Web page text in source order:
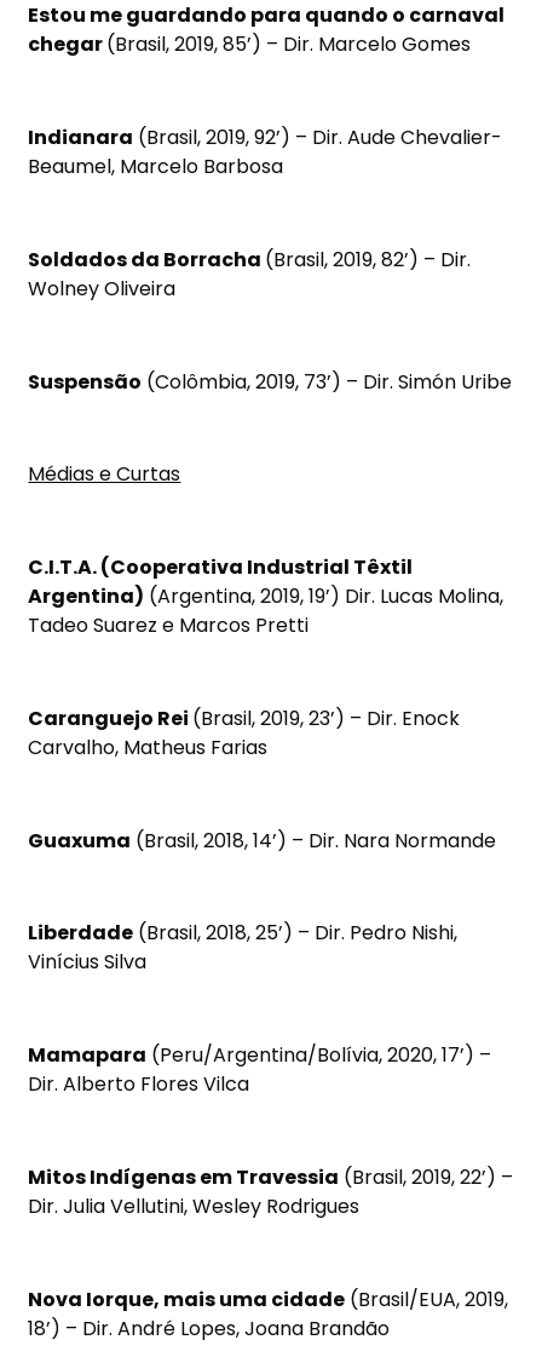
Estou me guardando para quando o carnaval
chegar(Brasil, 2019, 85’) – Dir. Marcelo Gomes
Indianara (Brasil, 2019, 92’) – Dir. Aude Chevalier-
Beaumel, Marcelo Barbosa
Soldados da Borracha (Brasil, 2019, 82’) – Dir.
Wolney Oliveira
Suspensão (Colômbia, 2019, 73’) – Dir. Simón Uribe
Médias e Curtas
C.I.T.A. (Cooperativa Industrial Têxtil
Argentina) (Argentina, 2019, 19’) Dir. Lucas Molina,
Tadeo Suarez e Marcos Pretti
Caranguejo Rei (Brasil, 2019, 23’) – Dir. Enock
Carvalho, Matheus Farias
Guaxuma (Brasil, 2018, 14’) – Dir. Nara Normande
Liberdade (Brasil, 2018, 25’) – Dir. Pedro Nishi,
Vinícius Silva
Mamapara (Peru/Argentina/Bolívia, 2020, 17’) –
Dir. Alberto Flores Vilca
Mitos Indígenas em Travessia (Brasil, 2019, 22’) –
Dir. Julia Vellutini, Wesley Rodrigues
Nova Iorque, mais uma cidade (Brasil/EUA, 2019,
18’) – Dir. André Lopes, Joana Brandão